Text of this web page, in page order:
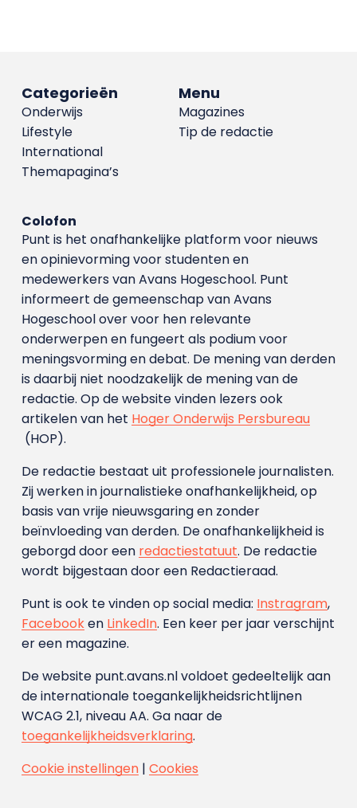
Menu
Magazines
Tip de redactie
Categorieën
Onderwijs
Lifestyle
International
Themapagina’s
Colofon
Punt is het onafhankelijke platform voor nieuws
en opinievorming voor studenten en
medewerkers van Avans Hoge­school. Punt
informeert de gemeenschap van Avans
Hogeschool over voor hen relevante
onderwerpen en fungeert als podium voor
meningsvorming en debat. De mening van derden
is daarbij niet noodzakelijk de mening van de
redactie. Op de website vinden lezers ook
artikelen van het Hoger Onderwijs Persbureau
(HOP).
De redactie bestaat uit professionele journalisten.
Zij werken in journalistieke onafhankelijkheid, op
basis van vrije nieuwsgaring en zonder
beïnvloeding van derden. De onafhankelijkheid is
geborgd door een redactiestatuut. De redactie
wordt bijgestaan door een Redactieraad.
Punt is ook te vinden op social media: Instragram,
Facebooken LinkedIn. Een keer per jaar verschijnt
er een magazine.
De website punt.avans.nl voldoet gedeeltelijk aan
de internationale toegankelijkheidsrichtlijnen
WCAG 2.1, niveau AA. Ga naar de
toegankelijkheidsverklaring.
Cookie instellingen| Cookies